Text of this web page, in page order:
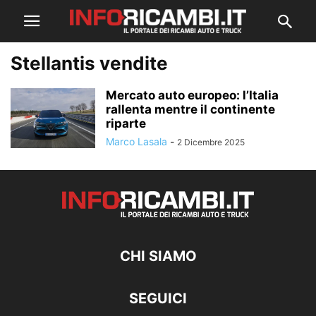
Stellantis vendite
Mercato auto europeo: l’Italia
rallenta mentre il continente
riparte
Marco Lasala - 2 Dicembre 2025
CHI SIAMO
SEGUICI